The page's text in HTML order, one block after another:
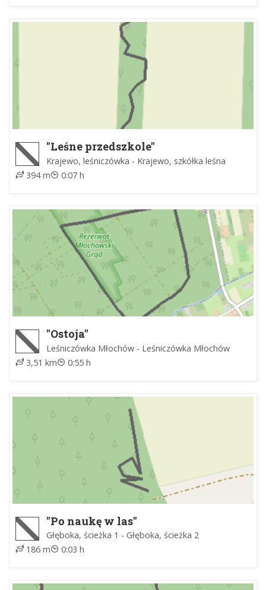
"Leśne przedszkole"
Krajewo, leśniczówka - Krajewo, szkółka leśna
394 m
0:07 h
"Ostoja"
Leśniczówka Młochów - Leśniczówka Młochów
3,51 km
0:55 h
"Po naukę w las"
Głęboka, ścieżka 1 - Głęboka, ścieżka 2
186 m
0:03 h